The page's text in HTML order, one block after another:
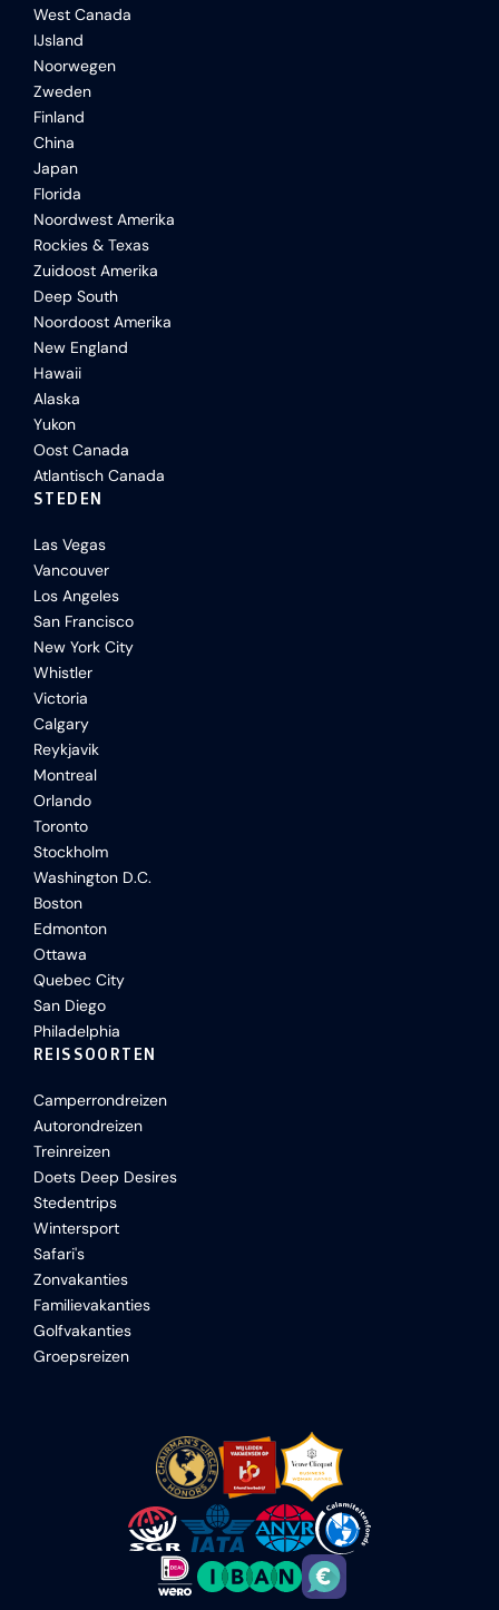
West Canada
IJsland
Noorwegen
Zweden
Finland
China
Japan
Florida
Noordwest Amerika
Rockies & Texas
Zuidoost Amerika
Deep South
Noordoost Amerika
New England
Hawaii
Alaska
Yukon
Oost Canada
Atlantisch Canada
STEDEN
Las Vegas
Vancouver
Los Angeles
San Francisco
New York City
Whistler
Victoria
Calgary
Reykjavik
Montreal
Orlando
Toronto
Stockholm
Washington D.C.
Boston
Edmonton
Ottawa
Quebec City
San Diego
Philadelphia
REISSOORTEN
Camperrondreizen
Autorondreizen
Treinreizen
Doets Deep Desires
Stedentrips
Wintersport
Safari's
Zonvakanties
Familievakanties
Golfvakanties
Groepsreizen